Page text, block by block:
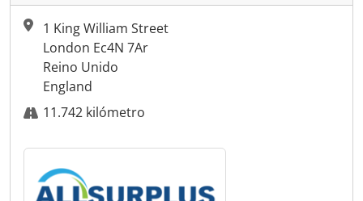
1 King William Street
London Ec4N 7Ar
Reino Unido
England
11.742 kilómetro